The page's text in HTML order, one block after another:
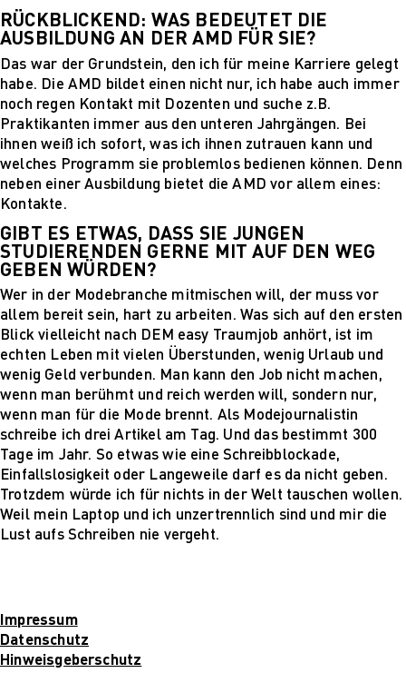
Sustainable Design
and Management
Utopie oder Realität
Ethische
Herausforderungen
der Digitalisierung
Lehrpersonal
Alumni
Blog
Presse
Jobs
RÜCKBLICKEND: WAS BEDEUTET DIE
AUSBILDUNG AN DER AMD FÜR SIE?
Das war der Grundstein, den ich für meine Karriere gelegt
habe. Die AMD bildet einen nicht nur, ich habe auch immer
noch regen Kontakt mit Dozenten und suche z.B.
Praktikanten immer aus den unteren Jahrgängen. Bei
ihnen weiß ich sofort, was ich ihnen zutrauen kann und
welches Programm sie problemlos bedienen können. Denn
neben einer Ausbildung bietet die AMD vor allem eines:
Kontakte.
GIBT ES ETWAS, DASS SIE JUNGEN
STUDIERENDEN GERNE MIT AUF DEN WEG
GEBEN WÜRDEN?
Wer in der Modebranche mitmischen will, der muss vor
allem bereit sein, hart zu arbeiten. Was sich auf den ersten
Blick vielleicht nach DEM easy Traumjob anhört, ist im
echten Leben mit vielen Überstunden, wenig Urlaub und
wenig Geld verbunden. Man kann den Job nicht machen,
wenn man berühmt und reich werden will, sondern nur,
wenn man für die Mode brennt. Als Modejournalistin
schreibe ich drei Artikel am Tag. Und das bestimmt 300
Tage im Jahr. So etwas wie eine Schreibblockade,
Einfallslosigkeit oder Langeweile darf es da nicht geben.
Trotzdem würde ich für nichts in der Welt tauschen wollen.
Weil mein Laptop und ich unzertrennlich sind und mir die
Lust aufs Schreiben nie vergeht.
Impressum
Datenschutz
Hinweisgeberschutz